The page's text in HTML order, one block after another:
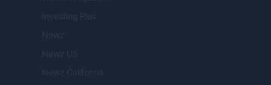
Investing Plus
Newz
Newz US
Newz California